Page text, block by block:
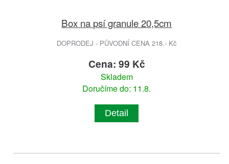
Box na psí granule 20,5cm
DOPRODEJ - PŮVODNÍ CENA 218.- Kč
Cena: 99 Kč
Skladem
Doručíme do: 11.8.
Detail